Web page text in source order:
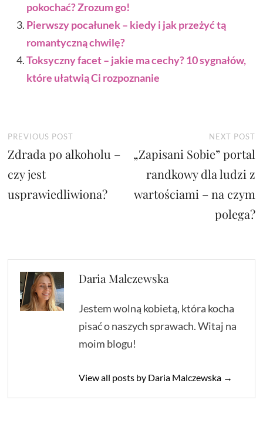
pokochać? Zrozum go!
Pierwszy pocałunek – kiedy i jak przeżyć tą
romantyczną chwilę?
Toksyczny facet – jakie ma cechy? 10 sygnałów,
które ułatwią Ci rozpoznanie
Nawigacja
wpisu
PREVIOUS POST
post:
Zdrada po alkoholu –
czy jest
usprawiedliwiona?
NEXT POST
„Zapisani Sobie” portal
randkowy dla ludzi z
wartościami – na czym
polega?
Daria Malczewska
Jestem wolną kobietą, która kocha
pisać o naszych sprawach. Witaj na
moim blogu!
View all posts by Daria Malczewska →